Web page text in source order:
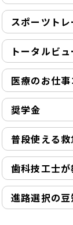
スポーツト
トータルビ
医療のお仕
奨学金
普段使える
歯科技工士
進路選択の豆